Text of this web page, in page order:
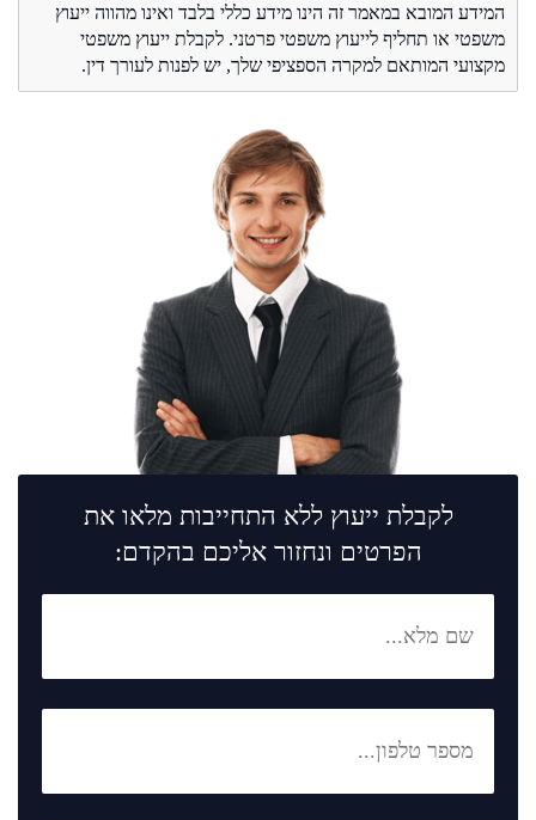
המידע המובא במאמר זה הינו מידע כללי בלבד ואינו מהווה ייעוץ
משפטי או תחליף לייעוץ משפטי פרטני. לקבלת ייעוץ משפטי
מקצועי המותאם למקרה הספציפי שלך, יש לפנות לעורך דין.
לקבלת ייעוץ ללא התחייבות מלאו את
הפרטים ונחזור אליכם בהקדם: